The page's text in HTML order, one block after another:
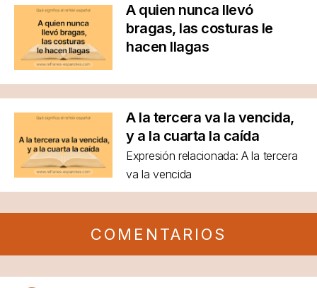
A quien nunca llevó
bragas, las costuras le
hacen llagas
A la tercera va la vencida,
y a la cuarta la caída
Expresión relacionada: A la tercera
va la vencida
COMENTARIOS